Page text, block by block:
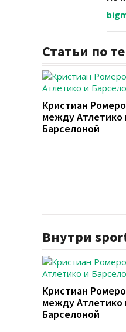
Статьи по
Кристиан
между Атлетико
Барселоной
Внутри
Кристиан
между Атлетико
Барселоной